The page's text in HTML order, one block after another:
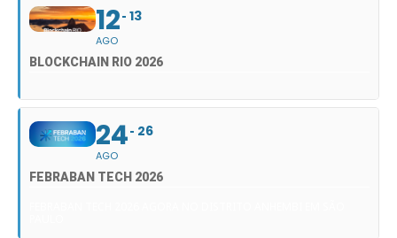
12
AGO
13
BLOCKCHAIN RIO 2026
24
AGO
26
FEBRABAN TECH 2026